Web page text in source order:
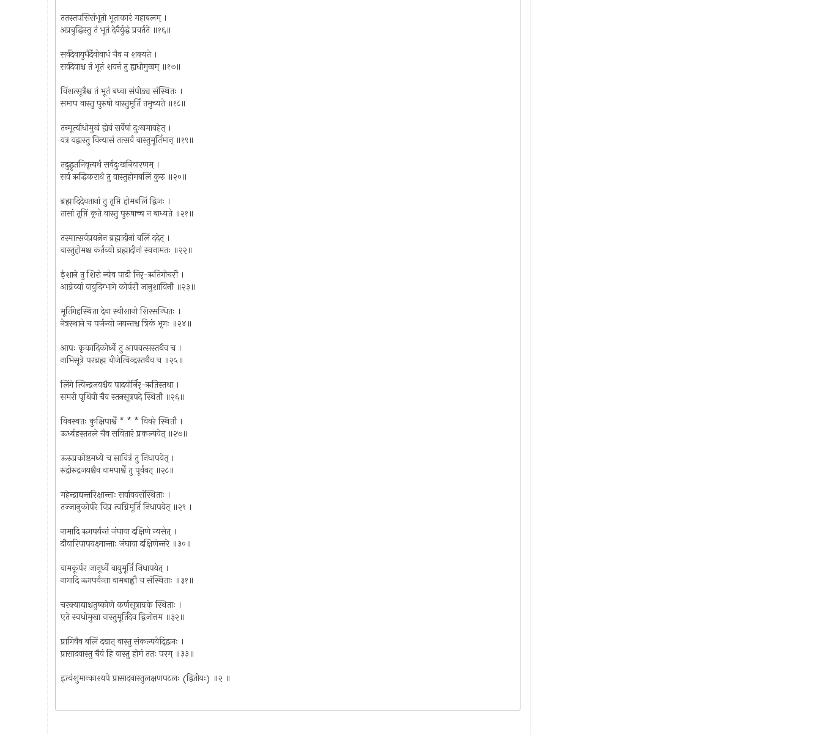
ततस्तपसिसंभूतो भूताकारं महाबलम् ।
अप्रबुद्धिस्तु तं भूतं देवैर्युद्धं प्रवर्तते ॥१६॥
सर्वदेवायुधैर्देवोवाधं चैव न शक्यते ।
सर्वदेवाश्च तं भूतं शयनं तु ह्यधोमुखम् ॥१७॥
विंशत्सूत्रैश्च तं भूतं बध्वा संपीड्य संस्थितः ।
समाप वास्तु पुरुषो वास्तुमूर्तिं तमुच्यते ॥१८॥
तन्मूर्त्याधोमुखं ह्येवं सर्वेषां दुःखमावहेत् ।
यत्र यद्वास्तु विन्यासं तत्सर्वं वास्तुमूर्तिमान् ॥१९॥
तदुद्धृतनिवृत्त्यर्थं सर्वदुःखनिवारणम् ।
सर्व ऋद्धिकरार्थं तु वास्तुहोमबलिं कुरु ॥२०॥
ब्रह्मादिदेवतानां तु तृप्ति होमबलिं द्विजः ।
तासां तृप्तिं कृते वास्तु पुरुषाच्च न बाध्यते ॥२१॥
तस्मात्सर्वप्रयत्नेन ब्रह्मादीनां बलिं ददेत् ।
वास्तुहोमश्च कर्तव्यो ब्रह्मादीनां स्वनामतः ॥२२॥
ईशाने तु शिरो न्येव पादौ निर्-ऋतिगोचरौ ।
आग्नेय्यां वायुदिग्भागे कोर्परौ जानुशायिनौ ॥२३॥
मूर्तिगेहस्थिता देवा स्वीशानो शिरसन्धितः ।
नेत्रस्थाने च पर्जन्यो जयन्तश्च त्रिकं भृगः ॥२४॥
आपः कृकादिकोर्ध्वे तु आपवत्सस्तथैव च ।
नाभिसूत्रे परब्रह्म बीजेत्विन्द्रस्तथैव च ॥२५॥
लिंगे त्विन्द्रजयश्चैव पादयोर्निर्-ऋतिस्तथा ।
समरी पृथिवी चैव स्तनसूत्रपदे स्थितौ ॥२६॥
विवस्वतः कुक्षिपार्श्वे * * * विवरे स्थितौ ।
ऊर्ध्वहस्ततले चैव सवितारं प्रकल्पयेत् ॥२७॥
ऊरुप्रकोष्ठमध्ये च सावित्रं तु निधापयेत् ।
रुद्रोरुद्रजयश्चैव वामपार्श्वे तु पूर्ववत् ॥२८॥
महेन्द्राद्यन्तरिक्षान्ताः सर्वावयसंस्थिताः ।
तज्जानुकोर्परे विप्र त्वग्निमूर्तिं निधापयेत् ॥२९ ।
नामादि ऋगपर्यन्तं जंघाया दक्षिणे न्यसेत् ।
दौवारिपापयक्ष्मान्ताः जंघाया दक्षिणेन्तरे ॥३०॥
वामकूर्पर जानूर्ध्वे वायुमूर्तिं निधापयेत् ।
नागादि ऋगपर्यन्ता वामबाह्वौ च संस्थिताः ॥३१॥
चरक्याद्याश्चतुष्कोणे कर्णसूत्राग्रके स्थिताः ।
एते स्वधोमुखा वास्तुमूर्तिदेव द्विजोत्तम ॥३२॥
प्रागिवैव बलिं दद्यात् वास्तु संकल्पयेद्द्विजः ।
प्रासादवास्तु चैवं हि वास्तु होमं ततः परम् ॥३३॥
इत्यंशुमान्काश्यपे प्रासादवास्तुलक्षणपटलः (द्वितीयः) ॥२ ॥